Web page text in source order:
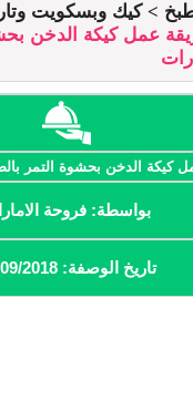
كيك وبسكويت
عمل كيكة الدخن
كيكة الدخن بحشوة التمر
بواسطة: فروحة
تاريخ الوصفة: 18/09/2018